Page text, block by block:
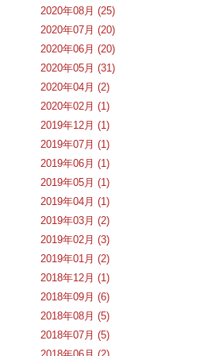
2020年08月 (25)
2020年07月 (20)
2020年06月 (20)
2020年05月 (31)
2020年04月 (2)
2020年02月 (1)
2019年12月 (1)
2019年07月 (1)
2019年06月 (1)
2019年05月 (1)
2019年04月 (1)
2019年03月 (2)
2019年02月 (3)
2019年01月 (2)
2018年12月 (1)
2018年09月 (6)
2018年08月 (5)
2018年07月 (5)